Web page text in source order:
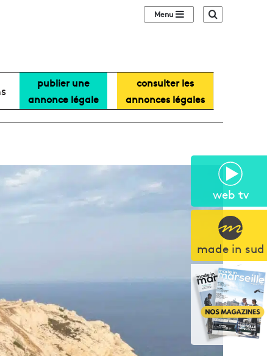
web tv
made in sud
Sidebar (barre
publier une
annonce légale
consulter les
annonces légales